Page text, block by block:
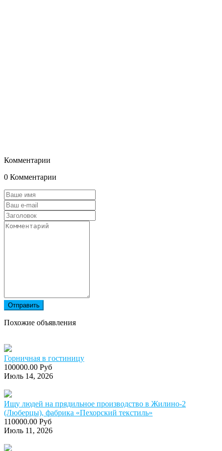
Комментарии
0 Комментарии
Отправить
Похожие объявления
Горничная в гостиницу
100000.00 Руб
Июль 14, 2026
Ищу людей на прядильное производство в Жилино-2
(Люберцы), фабрика «Пехорский текстиль»
110000.00 Руб
Июль 11, 2026